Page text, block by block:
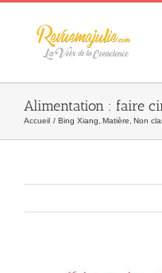
Skip
Alimentation : faire
Accueil Bing Xiang Matière Non